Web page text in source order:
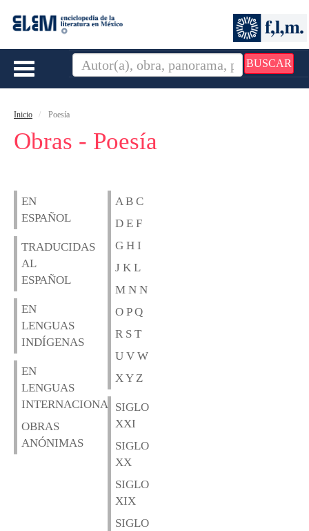
BUSCAR
Toggle
Inicio Poesía
Obras - Poesía
EN
ESPAÑOL
TRADUCIDAS
AL
ESPAÑOL
EN
LENGUAS
INDÍGENAS
EN
LENGUAS
INTERNACIONALES
OBRAS
ANÓNIMAS
A B C
D E F
G H I
J K L
M N N
O P Q
R S T
U V W
X Y Z
SIGLO
XXI
SIGLO
XX
SIGLO
XIX
SIGLO